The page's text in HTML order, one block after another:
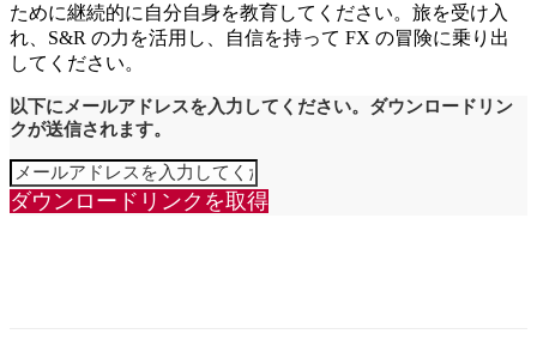
ために継続的に自分自身を教育してください。旅を受け入
れ、S&R の力を活用し、自信を持って FX の冒険に乗り出
してください。
以下にメールアドレスを入力してください。ダウンロードリン
クが送信されます。
ダウンロードリンクを取得